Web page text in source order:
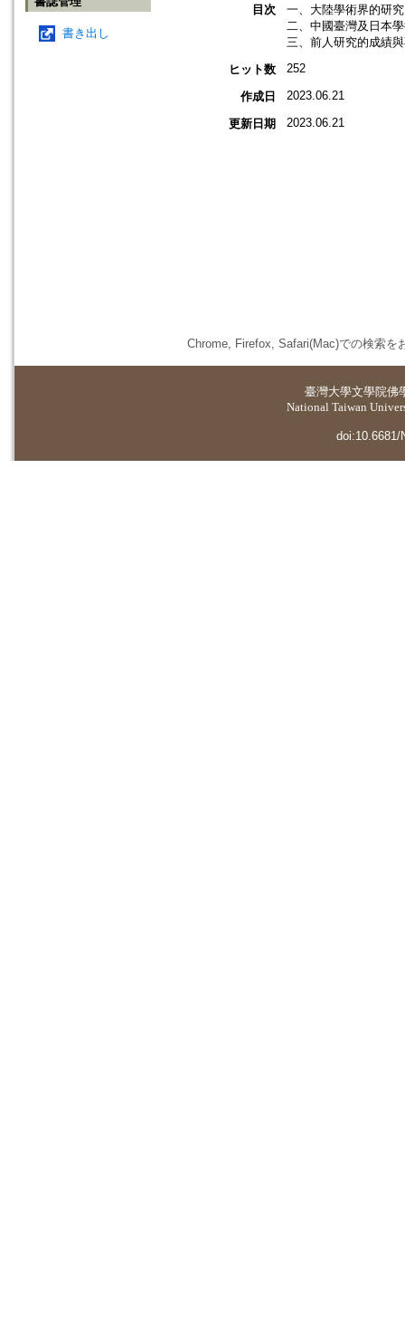
書き出し
目次
一、大陸學術界的研
二、中國臺灣及日本
三、前人研究的成績
ヒット数
252
作成日 2023.06.21
更新日期 2023.06.21
Chrome, Firefox, Safari(Mac)での検索を
臺灣大學文學院佛
National Taiwan
doi:10.6681/